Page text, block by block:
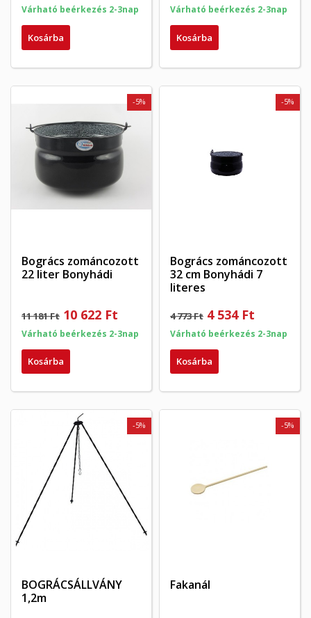
Várható beérkezés 2-3nap
Kosárba
Várható beérkezés 2-3nap
Kosárba
Bogrács zománcozott
22 liter Bonyhádi
11 181 Ft
-5%
10 622 Ft
Várható beérkezés 2-3nap
Kosárba
Bogrács zománcozott
32 cm Bonyhádi 7
literes
4 773 Ft
-5%
4 534 Ft
Várható beérkezés 2-3nap
Kosárba
BOGRÁCSÁLLVÁNY
1,2m
-5%
Fakanál
-5%